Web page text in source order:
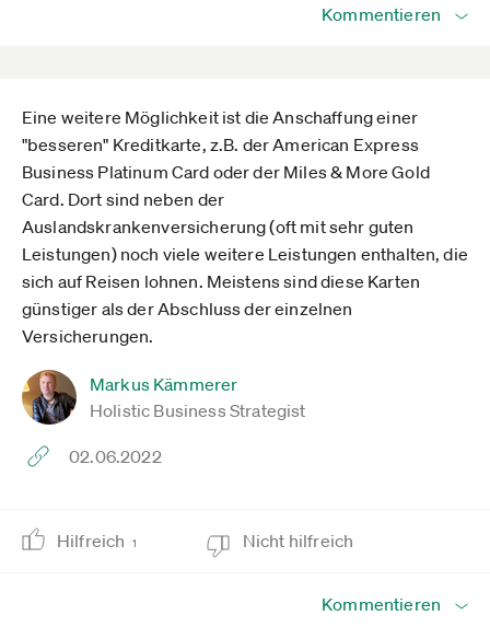
Kommentieren
Eine weitere Möglichkeit ist die Anschaffung einer
"besseren" Kreditkarte, z.B. der American Express
Business Platinum Card oder der Miles & More Gold
Card. Dort sind neben der
Auslandskrankenversicherung (oft mit sehr guten
Leistungen) noch viele weitere Leistungen enthalten, die
sich auf Reisen lohnen. Meistens sind diese Karten
günstiger als der Abschluss der einzelnen
Versicherungen.
Markus Kämmerer
Holistic Business Strategist
02.06.2022
Hilfreich 1 Nicht hilfreich
Kommentieren